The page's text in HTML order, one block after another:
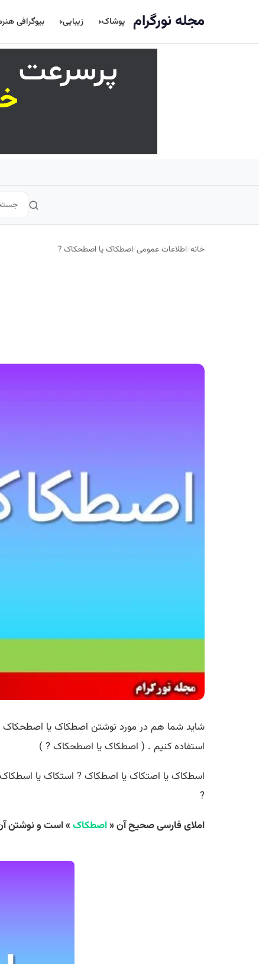
مجله نورگرام پوشاک زیبایی بیوگرافی
خانه/اطلاعات عمومی/اصطکاک یا اصطحکاک ?
شاید شما هم در مورد نوشتن اصطکاک یا اصطحکاک
استفاده کنیم . ( اصطکاک یا اصطحکاک ? )
اسطکاک یا اصتکاک یا اصطکاک ? استکاک یا
?
املای فارسی صحیح آن «اصطکاک» است و نوشتن